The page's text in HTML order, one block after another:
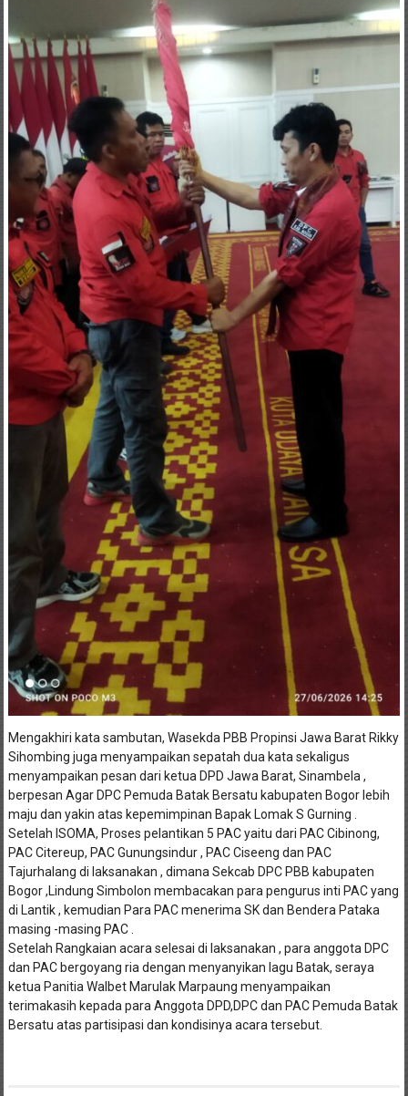
Mengakhiri kata sambutan, Wasekda PBB Propinsi Jawa Barat Rikky
Sihombing juga menyampaikan sepatah dua kata sekaligus
menyampaikan pesan dari ketua DPD Jawa Barat, Sinambela ,
berpesan Agar DPC Pemuda Batak Bersatu kabupaten Bogor lebih
maju dan yakin atas kepemimpinan Bapak Lomak S Gurning .
Setelah ISOMA, Proses pelantikan 5 PAC yaitu dari PAC Cibinong,
PAC Citereup, PAC Gunungsindur , PAC Ciseeng dan PAC
Tajurhalang di laksanakan , dimana Sekcab DPC PBB kabupaten
Bogor ,Lindung Simbolon membacakan para pengurus inti PAC yang
di Lantik , kemudian Para PAC menerima SK dan Bendera Pataka
masing -masing PAC .
Setelah Rangkaian acara selesai di laksanakan , para anggota DPC
dan PAC bergoyang ria dengan menyanyikan lagu Batak, seraya
ketua Panitia Walbet Marulak Marpaung menyampaikan
terimakasih kepada para Anggota DPD,DPC dan PAC Pemuda Batak
Bersatu atas partisipasi dan kondisinya acara tersebut.